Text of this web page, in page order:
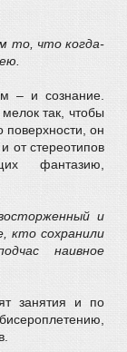
то, что когда-
– и сознание.
так, чтобы
поверхности, он
от стереотипов
фантазию,
и
кто сохранили
наивное
занятия и по